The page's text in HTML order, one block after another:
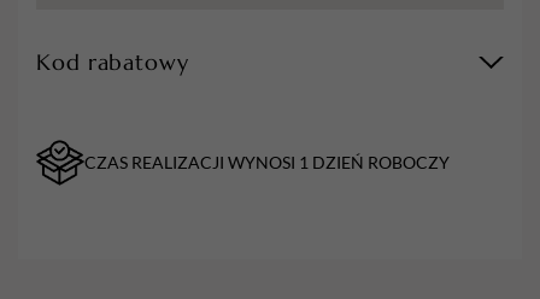
Kod rabatowy
CZAS REALIZACJI WYNOSI 1 DZIEŃ ROBOCZY